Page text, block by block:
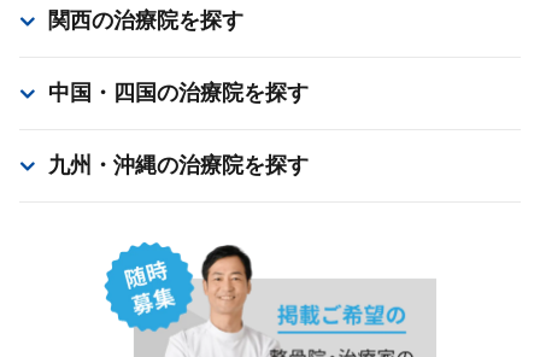
関西の治療院を探す
中国・四国の治療院を探す
九州・沖縄の治療院を探す